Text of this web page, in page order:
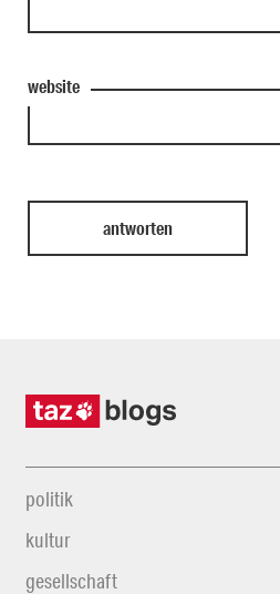
website
politik
kultur
gesellschaft